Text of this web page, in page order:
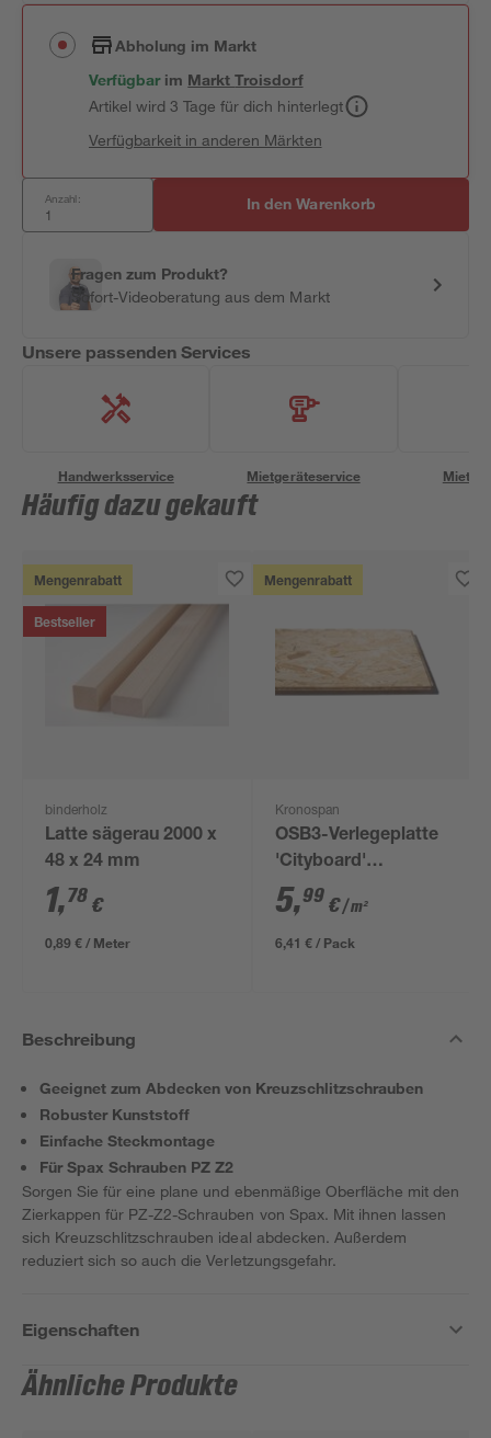
Abholung im Markt
Verfügbar im MarktTroisdorf
Artikel wird 3 Tage für dich hinterlegt
Verfügbarkeit in anderen Märkten
Anzahl: In den Warenkorb
Fragen zum Produkt?
Sofort-Videoberatung aus dem Markt
Unsere passenden Services
Handwerksservice Mietgeräteservice
Häufig dazu gekauft
Mengenrabatt
Bestseller
binderholz
Latte sägerau 2000 x
48 x 24 mm
1,78 €
0,89 € / Meter
Mengenrabatt
Kronospan
OSB3-Verlegeplatte
'Cityboard'
ungeschliffen 1690 x
634 x 12 mm
5,99 €/ m²
6,41 € / Pack
Beschreibung
Geeignet zum Abdecken von Kreuzschlitzschrauben
Robuster Kunststoff
Einfache Steckmontage
Für Spax Schrauben PZ Z2
Sorgen Sie für eine plane und ebenmäßige Oberfläche mit den
Zierkappen für PZ-Z2-Schrauben von Spax. Mit ihnen lassen
sich Kreuzschlitzschrauben ideal abdecken. Außerdem
reduziert sich so auch die Verletzungsgefahr.
Eigenschaften
Ähnliche Produkte